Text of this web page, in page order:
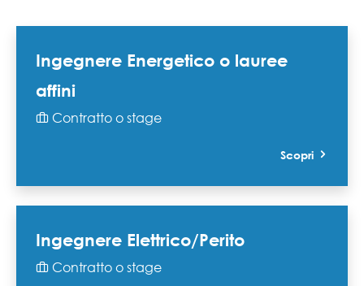
Ingegnere Energetico o lauree
affini
Contratto o stage
Scopri
Ingegnere Elettrico/Perito
Contratto o stage